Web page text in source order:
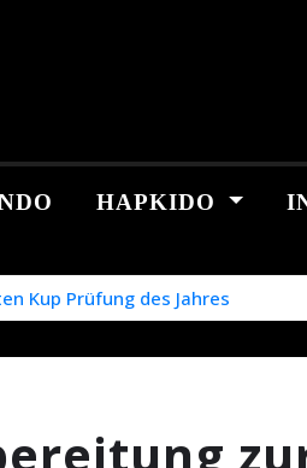
HAPKIDO
Kup Prüfung des Jahres